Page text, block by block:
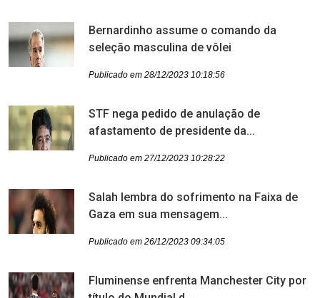
Bernardinho assume o comando da
seleção masculina de vôlei
Publicado em 28/12/2023 10:18:56
STF nega pedido de anulação de
afastamento de presidente da...
Publicado em 27/12/2023 10:28:22
Salah lembra do sofrimento na Faixa de
Gaza em sua mensagem...
Publicado em 26/12/2023 09:34:05
Fluminense enfrenta Manchester City por